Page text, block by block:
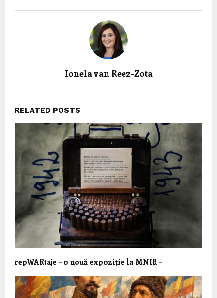
Ionela van Reez-Zota
RELATED POSTS
repWARtaje – o nouă expoziție la MNIR –